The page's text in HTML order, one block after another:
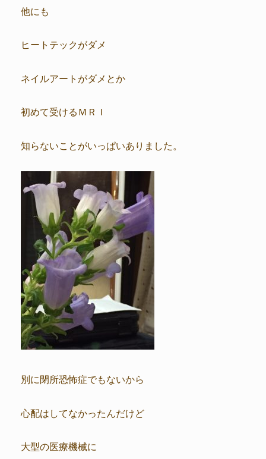
他にも
ヒートテックがダメ
ネイルアートがダメとか
初めて受けるＭＲＩ
知らないことがいっぱいありました。
別に閉所恐怖症でもないから
心配はしてなかったんだけど
大型の医療機械に